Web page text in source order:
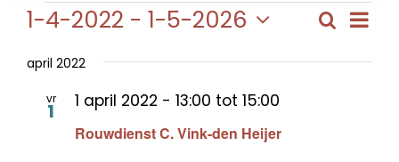
Evenementen Zoeken
Lijst
1-4-2022 - 1-5-2026
een
datum.
april 2022
vr
1
Rouwdienst C. Vink-den Heijer
1 april 2022 - 13:00 tot 15:00